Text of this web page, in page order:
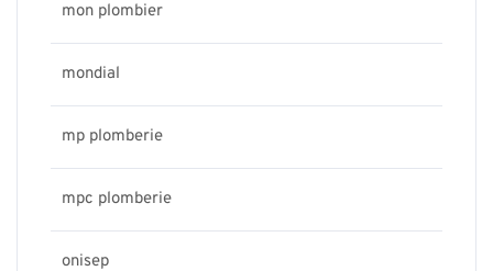
mon plombier
mondial
mp plomberie
mpc plomberie
onisep